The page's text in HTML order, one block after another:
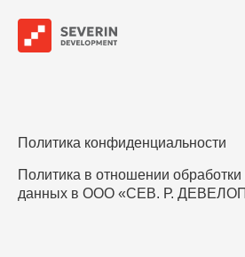
Политика конфиденциальности
Политика в отношении
данных в ООО «СЕВ. Р.